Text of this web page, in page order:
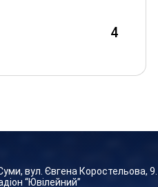
4
вул. Євгена Коростельова, 9.
“Ювілейний”